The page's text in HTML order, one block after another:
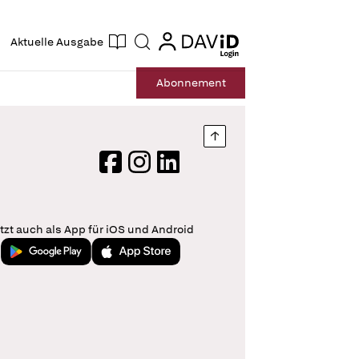
Aktuelle Ausgabe Suche login
login
Abonnement
Nach oben springen
FacebookInstagram
LinkedIn
auch als App für iOS und Android
Jetzt bei Google PlayLaden im App Store